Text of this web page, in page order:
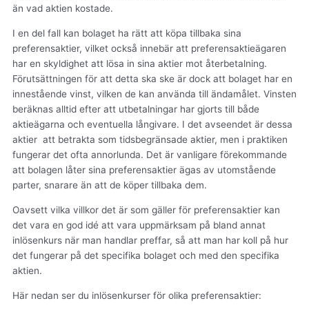
än vad aktien kostade.
I en del fall kan bolaget ha rätt att köpa tillbaka sina
preferensaktier, vilket också innebär att preferensaktieägaren
har en skyldighet att lösa in sina aktier mot återbetalning.
Förutsättningen för att detta ska ske är dock att bolaget har en
innestående vinst, vilken de kan använda till ändamålet. Vinsten
beräknas alltid efter att utbetalningar har gjorts till både
aktieägarna och eventuella långivare. I det avseendet är dessa
aktier att betrakta som tidsbegränsade aktier, men i praktiken
fungerar det ofta annorlunda. Det är vanligare förekommande
att bolagen låter sina preferensaktier ägas av utomstående
parter, snarare än att de köper tillbaka dem.
Oavsett vilka villkor det är som gäller för preferensaktier kan
det vara en god idé att vara uppmärksam på bland annat
inlösenkurs när man handlar preffar, så att man har koll på hur
det fungerar på det specifika bolaget och med den specifika
aktien.
Här nedan ser du inlösenkurser för olika preferensaktier: